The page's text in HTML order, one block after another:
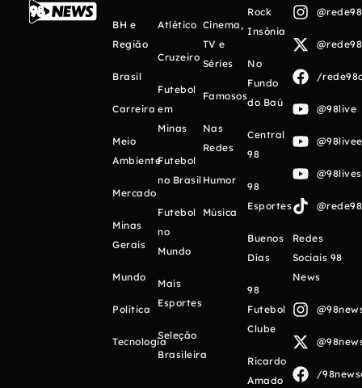
BH e
Região
Brasil
Carreira
Meio
Ambiente
Mercado
Minas
Gerais
Mundo
Política
Tecnologia
Atlético
Cruzeiro
Futebol
em
Minas
Futebol
no Brasil
Futebol
no
Mundo
Mais
Esportes
Seleção
Brasileira
Cinema,
TV e
Séries
Famosos
Nas
Redes
Humor
Música
Rock
Insônia
No
Fundo
do Baú
Central
98
98
Esportes
Buenos
Días
98
Futebol
Clube
Ricardo
Amado
/
@98live
Redes
Sociais 98
News
/